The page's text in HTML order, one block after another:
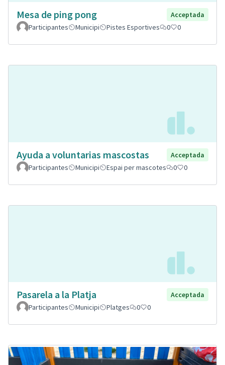
Mesa de ping pong
Acceptada
Participantes
Municipi Pistes Esportives 0 0
Ayuda a voluntarias mascostas
Acceptada
Participantes
Municipi Espai per mascotes 0 0
Pasarela a la Platja
Acceptada
Participantes
Municipi Platges 0 0